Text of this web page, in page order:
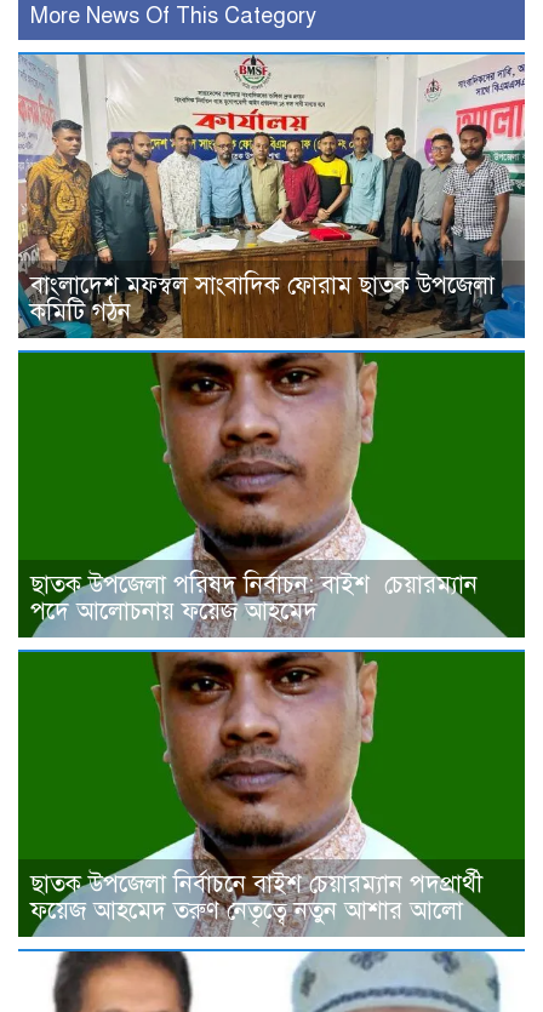
More News Of This Category
বাংলাদেশ মফস্বল সাংবাদিক ফোরাম ছাতক উপজেলা
কমিটি গঠন
ছাতক উপজেলা পরিষদ নির্বাচন: বাইশ চেয়ারম্যান
পদে আলোচনায় ফয়েজ আহমেদ
ছাতক উপজেলা নির্বাচনে বাইশ চেয়ারম্যান পদপ্রার্থী
ফয়েজ আহমেদ তরুণ নেতৃত্বে নতুন আশার আলো